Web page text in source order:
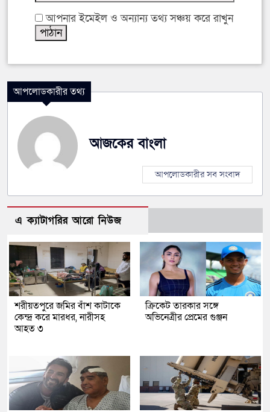
আপনার ইমেইল ও অন্যান্য তথ্য সঞ্চয় করে রাখুন
আপলোডকারীর তথ্য
আজকের বাংলা
আপলোডকারীর সব সংবাদ
এ ক্যাটাগরির আরো নিউজ
শরীয়তপুরে জমির বাঁশ কাটাকে
কেন্দ্র করে মারধর, নারীসহ
আহত ৩
ক্রিকেট তারকার সঙ্গে
অভিনেত্রীর প্রেমের গুঞ্জন